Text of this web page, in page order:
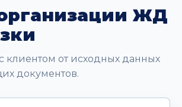
ЖД
клиентом от исходных данных
документов.